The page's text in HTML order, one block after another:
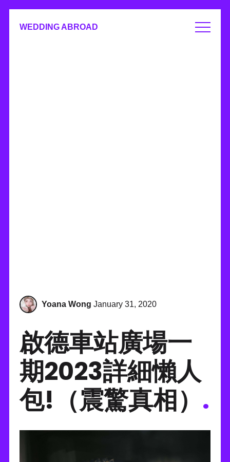
WEDDING ABROAD
Yoana Wong January 31, 2020
啟德車站廣場一
期2023詳細懶人
包!（震驚真相） .